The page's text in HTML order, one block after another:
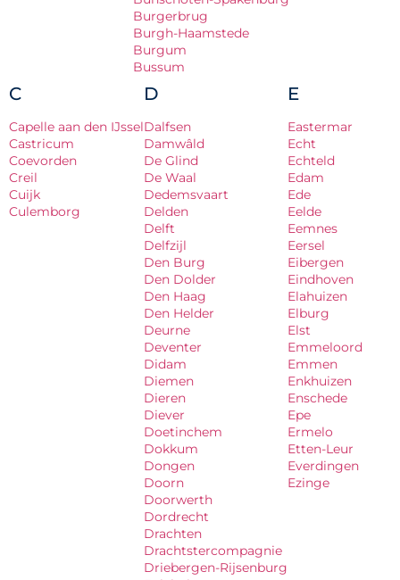
Burgerbrug
Burgh-Haamstede
Burgum
Bussum
C
Capelle aan den IJssel
Castricum
Coevorden
Creil
Cuijk
Culemborg
D
Dalfsen
Damwâld
De Glind
De Waal
Dedemsvaart
Delden
Delft
Delfzijl
Den Burg
Den Dolder
Den Haag
Den Helder
Deurne
Deventer
Didam
Diemen
Dieren
Diever
Doetinchem
Dokkum
Dongen
Doorn
Doorwerth
Dordrecht
Drachten
Drachtstercompagnie
Driebergen-Rijsenburg
E
Eastermar
Echt
Echteld
Edam
Ede
Eelde
Eemnes
Eersel
Eibergen
Eindhoven
Elahuizen
Elburg
Elst
Emmeloord
Emmen
Enkhuizen
Enschede
Epe
Ermelo
Etten-Leur
Everdingen
Ezinge